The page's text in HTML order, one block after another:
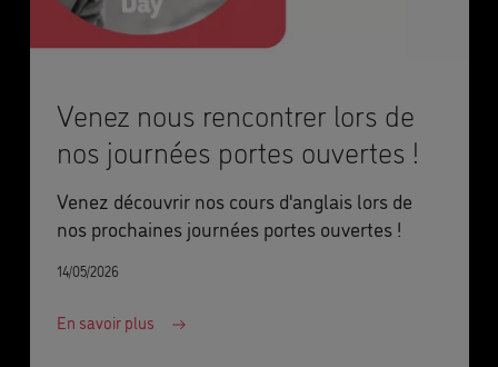
Venez nous rencontrer lors de
nos journées portes ouvertes !
Venez découvrir nos cours d'anglais lors de
nos prochaines journées portes ouvertes !
14/05/2026
En savoir plus